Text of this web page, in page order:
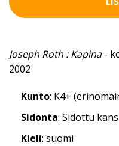
Joseph Roth : Kapina-
2002
Kunto: K4+
Sidonta: Sidottu
Kieli: suomi